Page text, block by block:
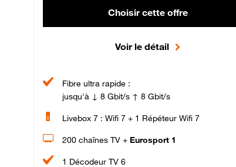
Choisir cette offre
Voir le détail
Fibre ultra rapide :
jusqu'à ↓ 8 Gbit/s ↑ 8 Gbit/s
Livebox 7 : Wifi 7 + 1 Répéteur Wifi 7
200 chaînes TV + Eurosport 1
1 Décodeur TV 6